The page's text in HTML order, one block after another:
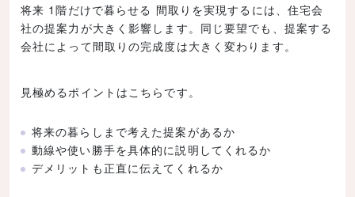
将来 1階だけで暮らせる 間取りを実現するには、住宅会
社の提案力が大きく影響します。同じ要望でも、提案する
会社によって間取りの完成度は大きく変わります。
見極めるポイントはこちらです。
将来の暮らしまで考えた提案があるか
動線や使い勝手を具体的に説明してくれるか
デメリットも正直に伝えてくれるか